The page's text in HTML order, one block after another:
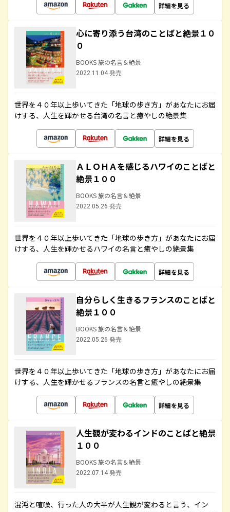
詳細を見る
心に寄り添う台湾のことばと絶景１０
０
BOOKS 旅の名言＆絶景
2022.11.04 発売
世界を４０年以上歩いてきた「地球の歩き方」があなたにお届
けする、人生を輝かせる台湾の名言と癒やしの絶景集
詳細を見る
ＡＬＯＨＡを感じるハワイのことばと
絶景１００
BOOKS 旅の名言＆絶景
2022.05.26 発売
世界を４０年以上歩いてきた「地球の歩き方」があなたにお届
けする、人生を輝かせるハワイの名言と癒やしの絶景集
詳細を見る
自分らしく生きるフランスのことばと
絶景１００
BOOKS 旅の名言＆絶景
2022.05.26 発売
世界を４０年以上歩いてきた「地球の歩き方」があなたにお届
けする、人生を輝かせるフランスの名言と癒やしの絶景集
詳細を見る
人生観が変わるインドのことばと絶景
１００
BOOKS 旅の名言＆絶景
2022.07.14 発売
混沌と喧噪、行った人の大半が人生観が変わると言う、イン